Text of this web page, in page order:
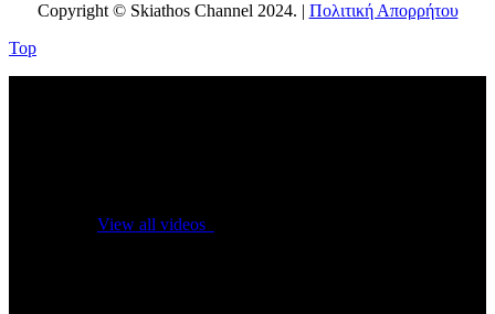
Copyright © Skiathos Channel 2024. | Πολιτική Απορρήτου
Top
View all videos